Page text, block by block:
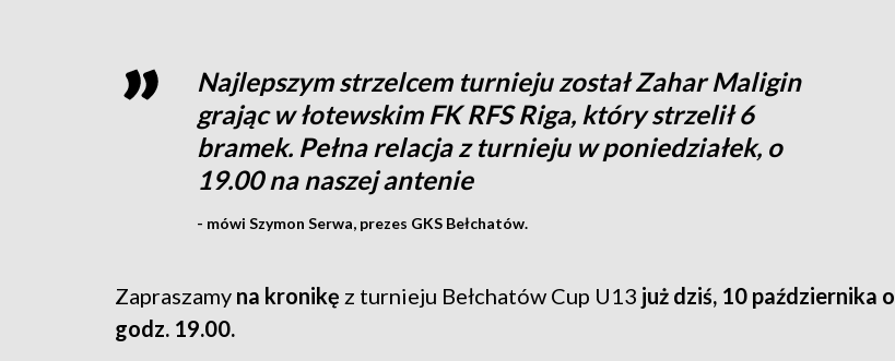
Najlepszym strzelcem turnieju został Zahar Maligin
grając w łotewskim FK RFS Riga, który strzelił 6
bramek. Pełna relacja z turnieju w poniedziałek, o
19.00 na naszej antenie
- mówi Szymon Serwa, prezes GKS Bełchatów.
Zapraszamy na kronikę z turnieju Bełchatów Cup U13 już dziś, 10 października o
godz. 19.00.